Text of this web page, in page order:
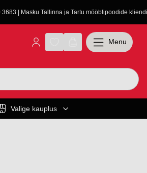
| Masku Tallinna ja Tartu mööblipoodide
Valige kauplus
Menu